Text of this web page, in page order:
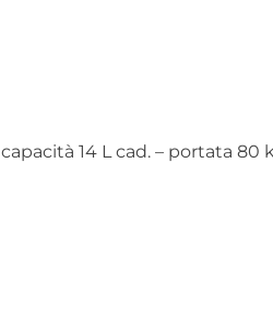
14 L cad. – portata 80